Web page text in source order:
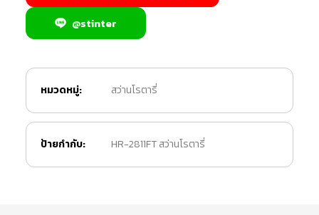
@stinter
หมวดหมู่: สว่านโรตารี่
ป้ายกำกับ: HR-2811FT สว่านโรตารี่